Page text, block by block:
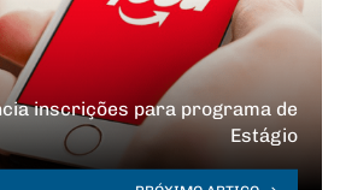
inscrições para programa de
Estágio